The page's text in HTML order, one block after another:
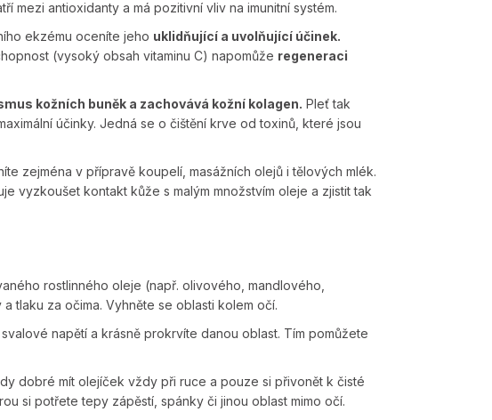
mezi antioxidanty a má pozitivní vliv na imunitní systém.
ekzému oceníte jeho uklidňující a uvolňující účinek.
(vysoký obsah vitaminu C) napomůže regeneraci
kožních buněk a zachovává kožní kolagen. Pleť tak
účinky. Jedná se o čištění krve od toxinů, které jsou
zejména v přípravě koupelí, masážních olejů i tělových mlék.
vyzkoušet kontakt kůže s malým množstvím oleje a zjistit tak
rostlinného oleje (např. olivového, mandlového,
tlaku za očima. Vyhněte se oblasti kolem očí.
napětí a krásně prokrvíte danou oblast. Tím pomůžete
dobré mít olejíček vždy při ruce a pouze si přivonět k čisté
si potřete tepy zápěstí, spánky či jinou oblast mimo očí.